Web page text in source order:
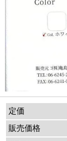
定価
販売価格